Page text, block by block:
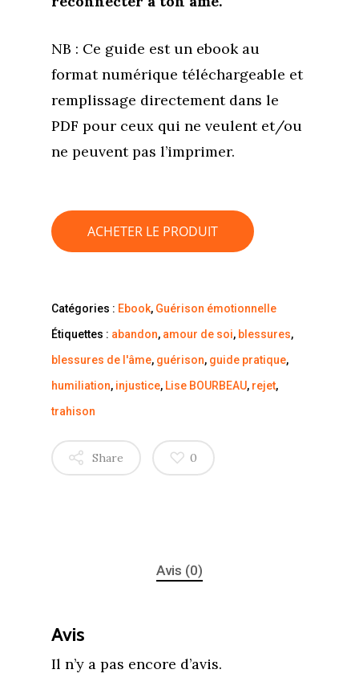
NB : Ce guide est un ebook au
format numérique téléchargeable et
remplissage directement dans le
PDF pour ceux qui ne veulent et/ou
ne peuvent pas l’imprimer.
ACHETER LE PRODUIT
Catégories : Ebook, Guérison émotionnelle
Étiquettes : abandon, amour de soi, blessures,
blessures de l'âme, guérison, guide pratique,
humiliation, injustice, Lise BOURBEAU, rejet,
trahison
Share 0
Avis (0)
Avis
Il n’y a pas encore d’avis.